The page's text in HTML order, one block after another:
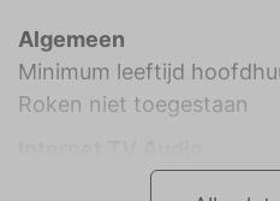
Algemeen
Minimum leeftijd
Roken niet toegestaan